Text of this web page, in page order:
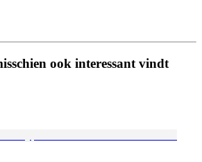
ook interessant vindt